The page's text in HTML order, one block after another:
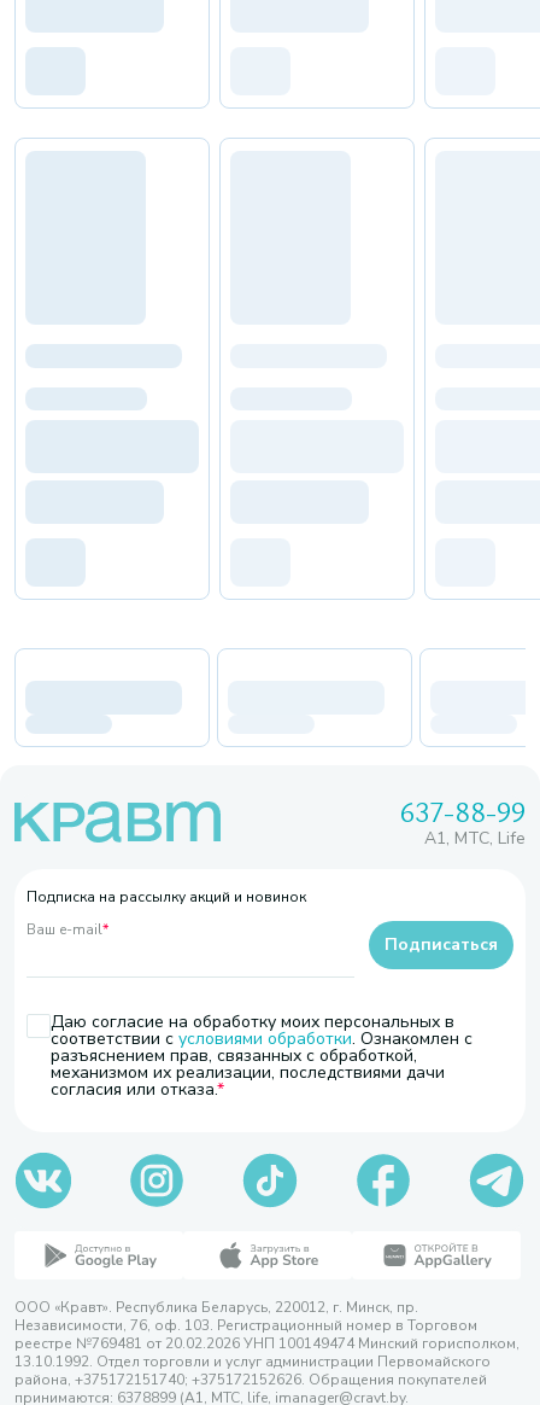
637-88-99
A1, МТС, Life
Подписка на рассылку акций и новинок
Ваш e-mail*
Даю согласие на обработку моих персональных в
соответствии с условиями обработки. Ознакомлен с
разъяснением прав, связанных с обработкой,
механизмом их реализации, последствиями дачи
согласия или отказа.
Подписаться
ООО «Кравт». Республика Беларусь, 220012, г. Минск, пр.
Независимости, 76, оф. 103. Регистрационный номер в Торговом
реестре №769481 от 20.02.2026 УНП 100149474 Минский горисполком,
13.10.1992. Отдел торговли и услуг администрации Первомайского
района, +375172151740; +375172152626. Обращения покупателей
принимаются: 6378899 (А1, МТС, life, imanager@cravt.by.